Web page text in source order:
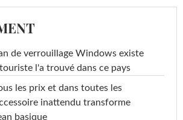
de verrouillage Windows existe
l'a trouvé dans ce pays
les prix et dans toutes les
inattendu transforme
basique